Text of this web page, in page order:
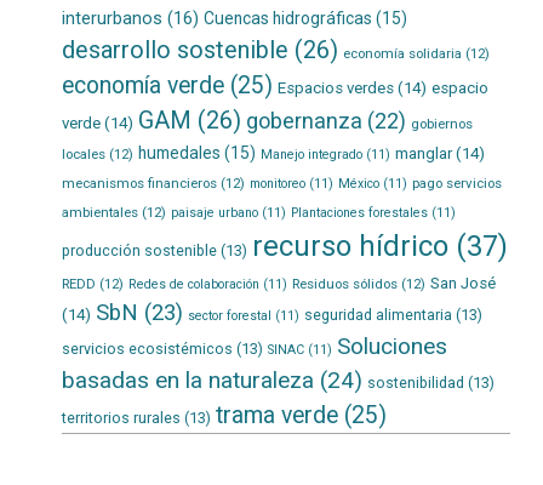
interurbanos (16) Cuencas hidrográficas (15)
desarrollo sostenible (26) economía solidaria (12)
economía verde(25) Espacios verdes(14) espacio
verde(14) GAM (26) gobernanza (22) gobiernos
locales(12) humedales (15) Manejo integrado(11) manglar(14)
mecanismos financieros(12) monitoreo(11) México(11) pago servicios
ambientales(12) paisaje urbano(11) Plantaciones forestales(11)
producción sostenible(13) recurso hídrico(37)
REDD (12) Redes de colaboración (11) Residuos sólidos(12) San José
(14) SbN (23) sector forestal (11) seguridad alimentaria (13)
servicios ecosistémicos (13) SINAC(11) Soluciones
basadas en la naturaleza (24) sostenibilidad (13)
territorios rurales (13) trama verde(25)